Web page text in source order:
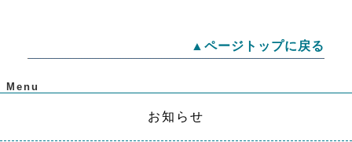
▲ページトップに戻る
Menu
お知らせ